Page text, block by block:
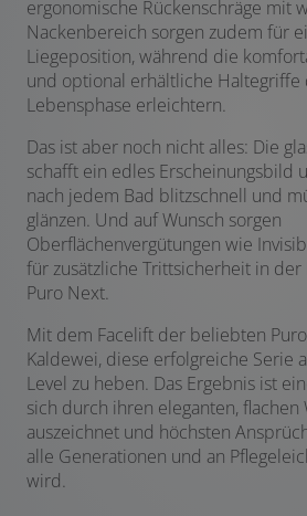
ergonomische Rückenschräge mit
Nackenbereich sorgen zudem für
Liegeposition, während die
und optional erhältliche
Lebensphase erleichtern.
Das ist aber noch nicht alles: Die
schafft ein edles Erscheinungsbild
nach jedem Bad blitzschnell und
glänzen. Und auf Wunsch sorgen
Oberflächenvergütungen wie
für zusätzliche Trittsicherheit in der
Puro Next.
Mit dem Facelift der beliebten
Kaldewei, diese erfolgreiche Serie
Level zu heben. Das Ergebnis ist
sich durch ihren eleganten, flachen
auszeichnet und höchsten
alle Generationen und an
wird.